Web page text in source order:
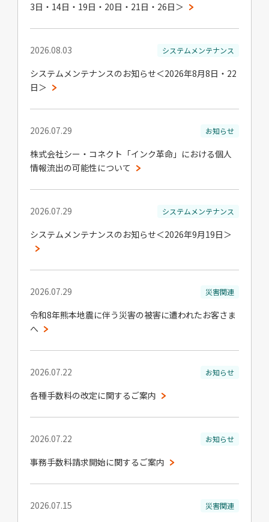
3日・14日・19日・20日・21日・26日＞
2026.08.03 システムメンテナンス
システムメンテナンスのお知らせ＜2026年8月8日・22
日＞
2026.07.29 お知らせ
株式会社シー・コネクト「インク革命」における個人
情報流出の可能性について
2026.07.29 システムメンテナンス
システムメンテナンスのお知らせ＜2026年9月19日＞
2026.07.29 災害関連
令和8年熊本地震に伴う災害の被害に遭われたお客さま
へ
2026.07.22 お知らせ
各種手数料の改定に関するご案内
2026.07.22 お知らせ
事務手数料請求開始に関するご案内
2026.07.15 災害関連